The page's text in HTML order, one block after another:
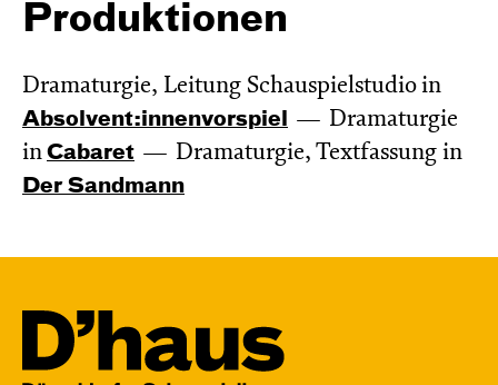
Produktionen
Dramaturgie, Leitung Schauspielstudio in
Absol­vent:innen­vor­spiel
Dramaturgie
in Cabaret Dramaturgie, Textfassung in
Der Sandmann